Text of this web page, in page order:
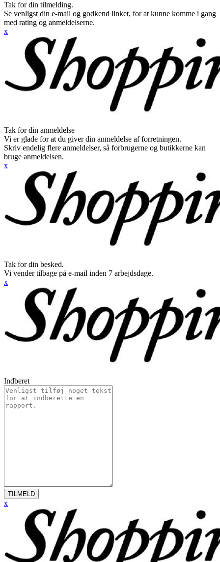
Tak for din tilmelding.
Se venligst din e-mail og godkend linket, for at kunne komme i gang
med rating og anmeldelserne.
x
Tak for din anmeldelse
Vi er glade for at du giver din anmeldelse af forretningen.
Skriv endelig flere anmeldelser, så forbrugerne og butikkerne kan
bruge anmeldelsen.
x
Tak for din besked.
Vi vender tilbage på e-mail inden 7 arbejdsdage.
x
Indberet
TILMELD
x